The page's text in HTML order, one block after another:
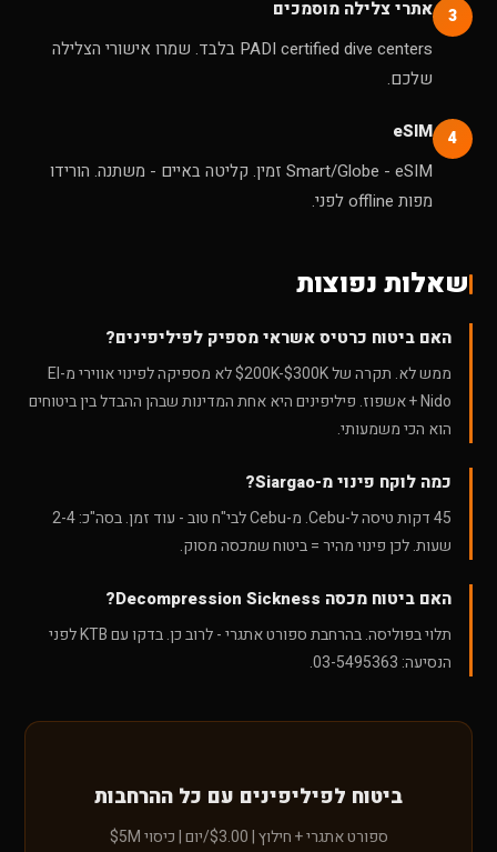
3
אתרי צלילה מוסמכים
PADI certified dive centers בלבד. שמרו אישורי הצלילה
שלכם.
4
eSIM
Smart/Globe - eSIM זמין. קליטה באיים - משתנה. הורידו
מפות offline לפני.
שאלות נפוצות
האם ביטוח כרטיס אשראי מספיק לפיליפינים?
ממש לא. תקרה של $200K-$300K לא מספיקה לפינוי אווירי מ-El
Nido + אשפוז. פיליפינים היא אחת המדינות שבהן ההבדל בין ביטוחים
הוא הכי משמעותי.
כמה לוקח פינוי מ-Siargao?
45 דקות טיסה ל-Cebu. מ-Cebu לבי"ח טוב - עוד זמן. בסה"כ: 2-4
שעות. לכן פינוי מהיר = ביטוח שמכסה מסוק.
האם ביטוח מכסה Decompression Sickness?
תלוי בפוליסה. בהרחבת ספורט אתגרי - לרוב כן. בדקו עם KTB לפני
הנסיעה: 03-5495363.
ביטוח לפיליפינים עם כל ההרחבות
ספורט אתגרי + חילוץ | $3.00/יום | כיסוי $5M